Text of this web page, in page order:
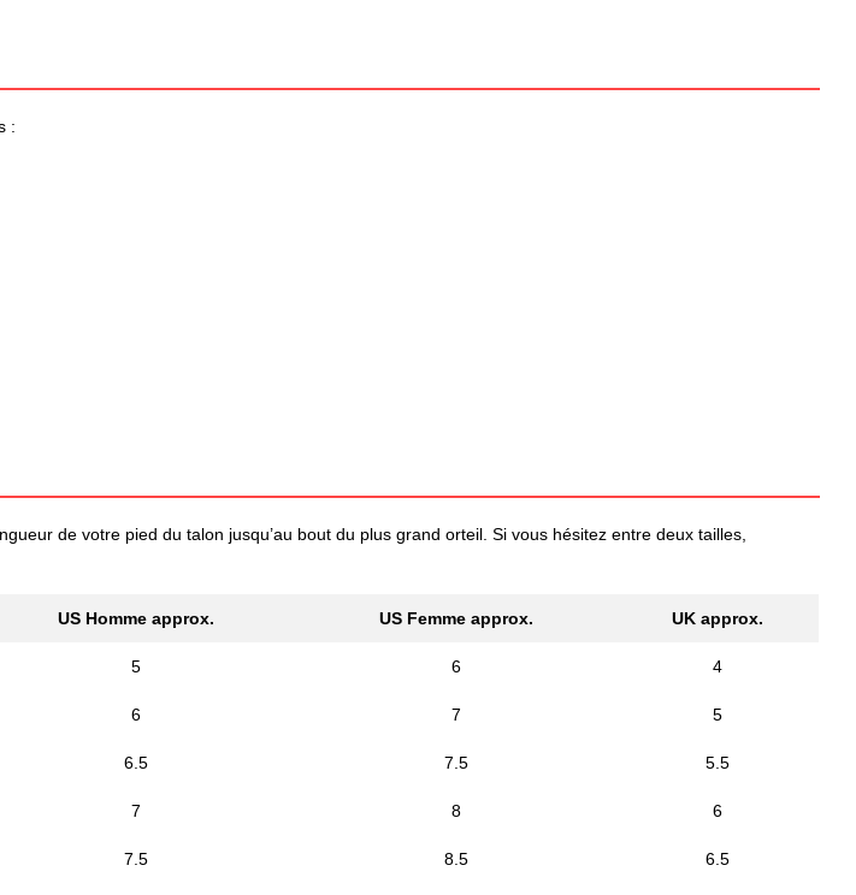
:
de votre pied du talon jusqu’au bout du plus grand orteil. Si vous hésitez entre deux tailles,
US Homme approx. US Femme approx. UK approx.
5 6 4
6 7 5
6.5 7.5 5.5
7 8 6
7.5 8.5 6.5